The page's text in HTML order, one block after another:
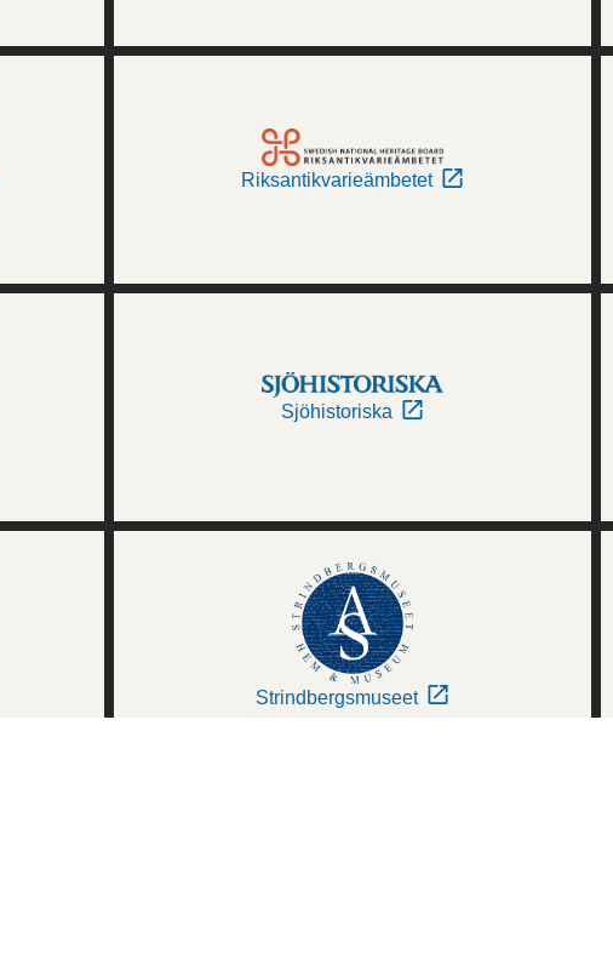
Riksantikvarieämbetet
Sjöhistoriska
Strindbergsmuseet